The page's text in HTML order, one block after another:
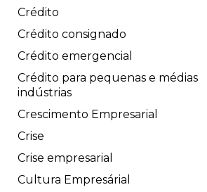
Crédito
Crédito consignado
Crédito emergencial
Crédito para pequenas e médias
indústrias
Crescimento Empresarial
Crise
Crise empresarial
Cultura Empresárial